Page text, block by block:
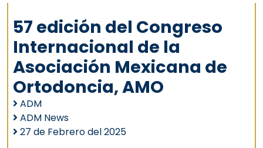
57 edición del Congreso
Internacional de la
Asociación Mexicana de
Ortodoncia, AMO
ADM
ADM News
27 de Febrero del 2025